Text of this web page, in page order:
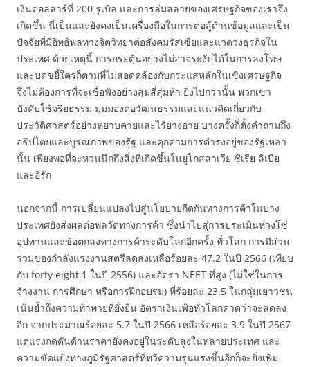
เงินดอลลาร์ที่ 200 รูเบิล และการล่มสลายของเศรษฐกิจของเราจึง
เกิดขึ้น นี่เป็นและยังคงเป็นเครื่องมือในการต่อสู้ด้านข้อมูลและเป็น
ปัจจัยที่มีอิทธิพลทางจิตวิทยาต่อสังคมรัสเซียและแวดวงธุรกิจใน
ประเทศ ด้วยเหตุนี้ การกระตุ้นอย่างไม่อาจระงับได้ในการลงโทษ
และบดขยี้ใครก็ตามที่ไม่สอดคล้องกับกระแสหลักในเชิงเศรษฐกิจ
จึงไม่ต้องการที่จะเชื่อฟังอย่างสุ่มสี่สุ่มห้า ยิ่งไปกว่านั้น พวกเขา
บังคับใช้จริยธรรม มุมมองต่อวัฒนธรรมและแนวคิดเกี่ยวกับ
ประวัติศาสตร์อย่างหยาบคายและไร้ยางอาย บางครั้งก็ตั้งคำถามถึง
อธิปไตยและบูรณภาพของรัฐ และคุกคามการดำรงอยู่ของรัฐเหล่า
นั้น เพียงพอที่จะหวนนึกถึงสิ่งที่เกิดขึ้นในยูโกสลาเวีย ซีเรีย ลิเบีย
และอิรัก
นอกจากนี้ การเปลี่ยนแปลงไปสู่นโยบายกีดกันทางการค้าในบาง
ประเทศยังส่งผลต่อพลวัตทางการค้า ซึ่งนำไปสู่การประเมินห่วงโซ่
อุปทานและข้อตกลงทางการค้าระดับโลกอีกครั้ง ทั่วโลก การมีส่วน
ร่วมของกำลังแรงงานสตรีลดลงเหลือร้อยละ 47.2 ในปี 2566 (เทียบ
กับ forty eight.1 ในปี 2556) และอัตรา NEET ที่สูง (ไม่ใช่ในการ
จ้างงาน การศึกษา หรือการฝึกอบรม) ที่ร้อยละ 23.5 ในกลุ่มเยาวชน
เน้นย้ำถึงความท้าทายที่ยั่งยืน อัตราเงินเฟ้อทั่วโลกคาดว่าจะลดลง
อีก จากประมาณร้อยละ 5.7 ในปี 2566 เหลือร้อยละ 3.9 ในปี 2567
แต่แรงกดดันด้านราคายังคงอยู่ในระดับสูงในหลายประเทศ และ
ความขัดแย้งทางภูมิรัฐศาสตร์ที่ทวีความรุนแรงขึ้นอีกก็จะยิ่งเพิ่ม